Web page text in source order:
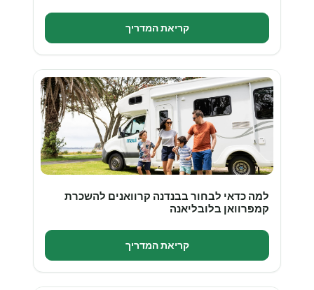
קריאת המדריך
למה כדאי לבחור בבנדנה קרוואנים להשכרת
קמפרוואן בלובליאנה
קריאת המדריך